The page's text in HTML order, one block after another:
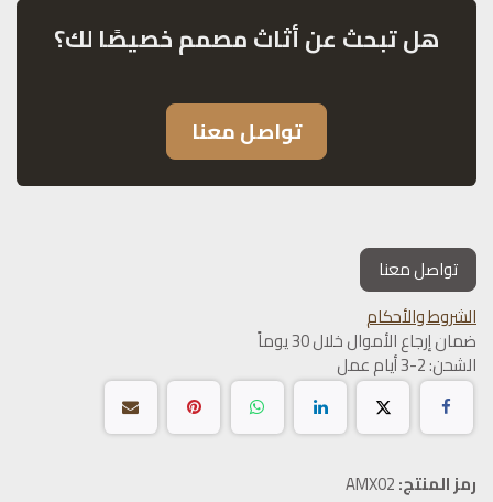
هل تبحث عن أثاث مصمم خصيصًا لك؟
تواصل معنا
تواصل معنا
الشروط والأحكام
ضمان إرجاع الأموال خلال 30 يوماً
الشحن: 2-3 أيام عمل
رمز المنتج:AMX02